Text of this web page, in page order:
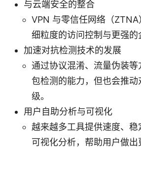
与云端安全的整合
VPN 与零信任网络（ZTNA
细粒度的访问控制与更强的
加速对抗检测技术的发展
通过协议混淆、流量伪装
包检测的能力，但也会推
级。
用户自助分析与可视化
越来越多工具提供速度、
可视化分析，帮助用户做出